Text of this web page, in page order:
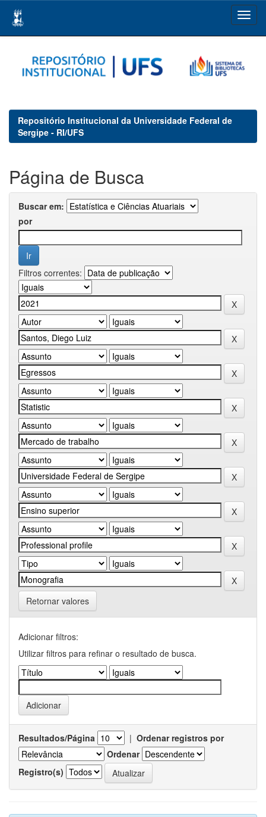
navigation
Repositório Institucional da Universidade Federal de
Sergipe - RI/UFS
Página de Busca
Buscar em:
por
Filtros correntes:
Retornar valores
Adicionar filtros:
Utilizar filtros para refinar o resultado de busca.
Resultados/Página | Ordenar registros por
Ordenar
Registro(s)